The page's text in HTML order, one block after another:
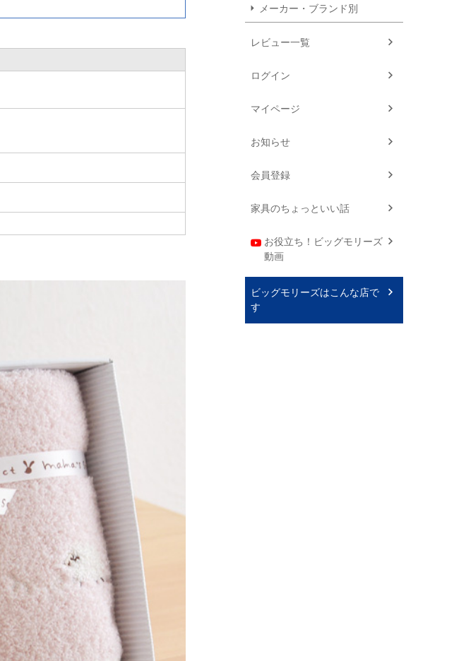
メーカー・ブランド別
レビュー一覧
ログイン
マイページ
お知らせ
会員登録
家具のちょっといい話
お役立ち！ビッグモリーズ
動画
ビッグモリーズはこんな店で
す